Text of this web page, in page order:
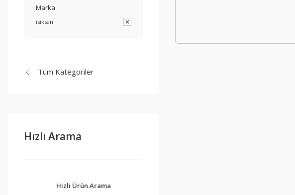
Marka
isiksan
Tüm Kategoriler
Hızlı Arama
Hızlı Ürün Arama